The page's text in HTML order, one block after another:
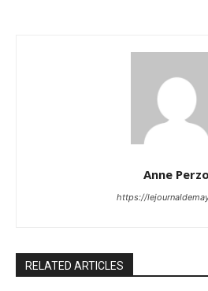
Anne Perzo
https://
RELATED ARTICLES